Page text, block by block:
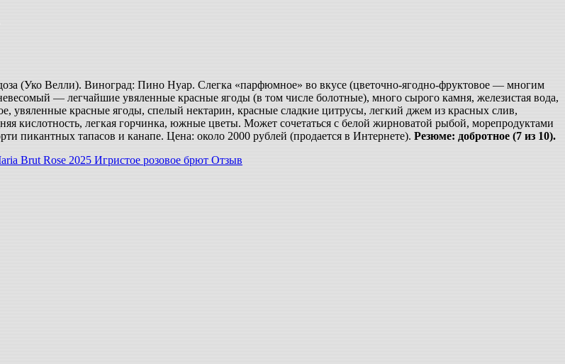
(Уко Велли). Виноград: Пино Нуар. Слегка «парфюмное» во вкусе (цветочно-ягодно-фруктовое — многим
— легчайшие увяленные красные ягоды (в том числе болотные), много сырого камня, железистая вода,
увяленные красные ягоды, спелый нектарин, красные сладкие цитрусы, легкий джем из красных слив,
кислотность, легкая горчинка, южные цветы. Может сочетаться с белой жирноватой рыбой, морепродуктами
пикантных тапасов и канапе. Цена: около 2000 рублей (продается в Интернете). Резюме: добротное (7 из 10).